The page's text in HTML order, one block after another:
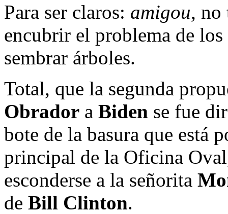
Para ser claros: amigou, no
encubrir el problema de
sembrar árboles.
Total, que la segunda
Obrador a Biden se fue
bote de la basura que está
principal de la Oficina
esconderse a la señorita
de Bill Clinton.